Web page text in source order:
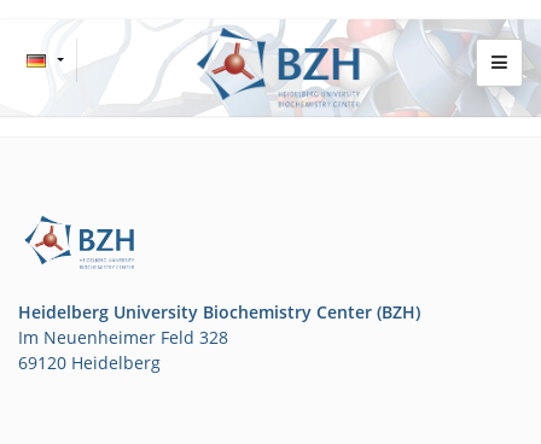
Heidelberg University Biochemistry Center (BZH)
Im Neuenheimer Feld 328
69120 Heidelberg